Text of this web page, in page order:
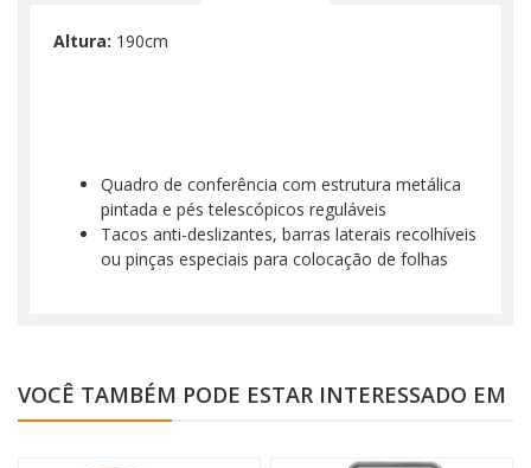
Altura: 190cm
Quadro de conferência com estrutura metálica
pintada e pés telescópicos reguláveis
Tacos anti-deslizantes, barras laterais recolhíveis
ou pinças especiais para colocação de folhas
VOCÊ TAMBÉM PODE ESTAR INTERESSADO EM